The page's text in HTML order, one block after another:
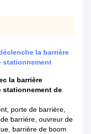
la barrière
stationnement
la barrière
stationnement de
porte de barrière,
barrière, ouvreur de
barrière de boom